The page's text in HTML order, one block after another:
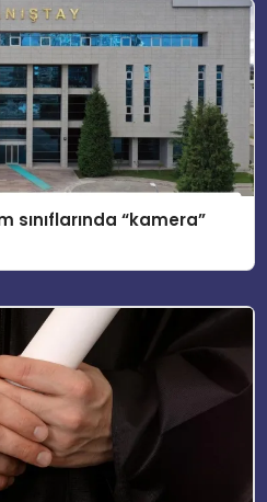
sınıflarında “kamera”